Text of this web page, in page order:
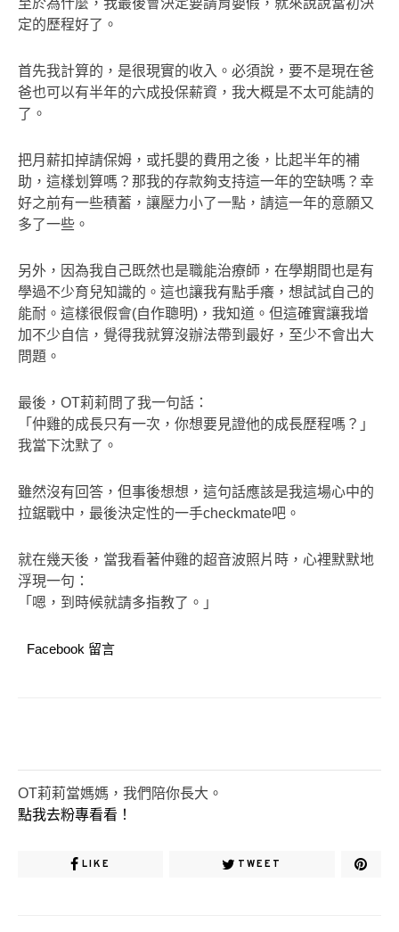
至於為什麼，我最後會決定要請育嬰假，就來說說當初決
定的歷程好了。
首先我計算的，是很現實的收入。必須說，要不是現在爸
爸也可以有半年的六成投保薪資，我大概是不太可能請的
了。
把月薪扣掉請保姆，或托嬰的費用之後，比起半年的補
助，這樣划算嗎？那我的存款夠支持這一年的空缺嗎？幸
好之前有一些積蓄，讓壓力小了一點，請這一年的意願又
多了一些。
另外，因為我自己既然也是職能治療師，在學期間也是有
學過不少育兒知識的。這也讓我有點手癢，想試試自己的
能耐。這樣很假會(自作聰明)，我知道。但這確實讓我增
加不少自信，覺得我就算沒辦法帶到最好，至少不會出大
問題。
最後，OT莉莉問了我一句話：
「仲雞的成長只有一次，你想要見證他的成長歷程嗎？」
我當下沈默了。
雖然沒有回答，但事後想想，這句話應該是我這場心中的
拉鋸戰中，最後決定性的一手checkmate吧。
就在幾天後，當我看著仲雞的超音波照片時，心裡默默地
浮現一句：
「嗯，到時候就請多指教了。」
Facebook 留言
OT莉莉當媽媽，我們陪你長大。
點我去粉專看看！
LIKE TWEET